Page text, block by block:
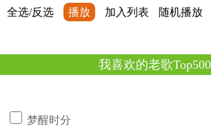
全选/反选 播放 加入列表 随机播放
我喜欢的老歌Top500
梦醒时分